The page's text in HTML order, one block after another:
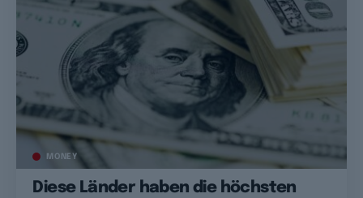
MONEY
Diese Länder haben die höchsten